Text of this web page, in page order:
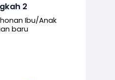
2
Ibu/Anak
baru
sistem.